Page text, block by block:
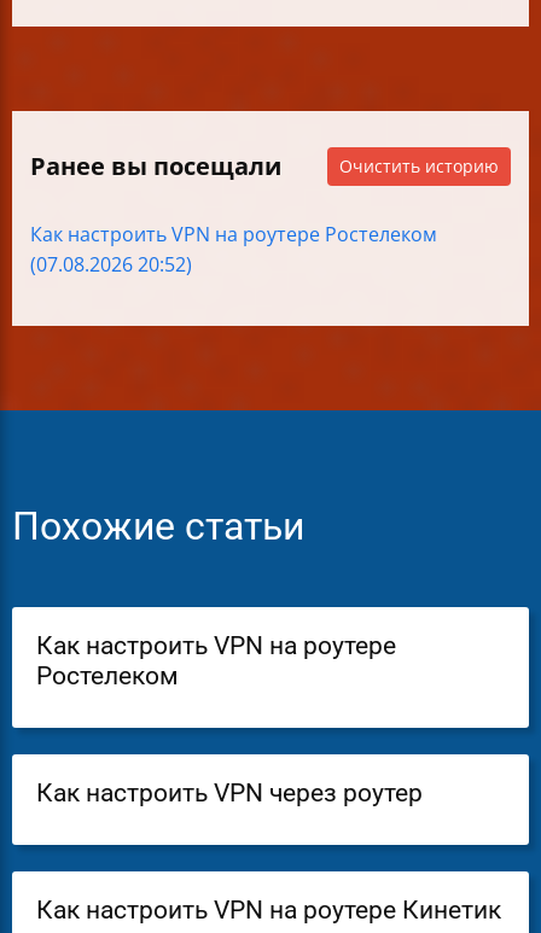
Ранее вы посещали Очистить историю
Как настроить VPN на роутере Ростелеком
(07.08.2026 20:52)
Похожие статьи
Как настроить VPN на роутере
Ростелеком
Как настроить VPN через роутер
Как настроить VPN на роутере Кинетик